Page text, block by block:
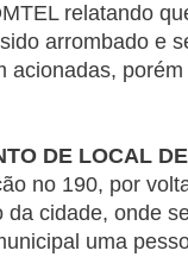
relatando
arrombado e
acionadas,
DE LOCAL
no 190, por
cidade, onde
uma